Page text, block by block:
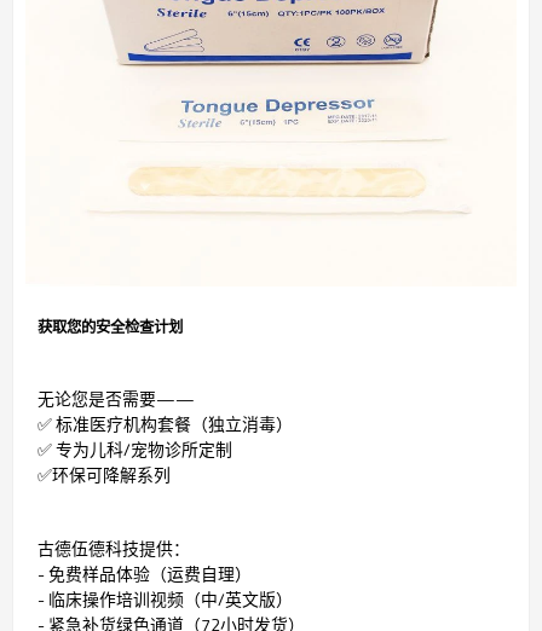
获取您的安全检查计划
无论您是否需要——
✅ 标准医疗机构套餐（独立消毒）
✅ 专为儿科/宠物诊所定制
✅环保可降解系列
古德伍德科技提供：
- 免费样品体验（运费自理）
- 临床操作培训视频（中/英文版）
- 紧急补货绿色通道（72小时发货）